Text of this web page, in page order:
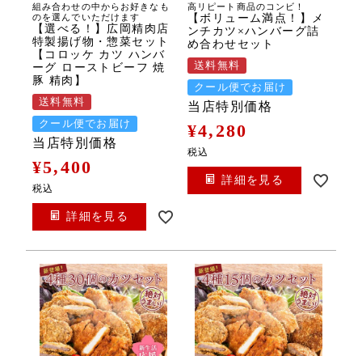
組み合わせの中からお好きなも
のを選んでいただけます
【選べる！】広岡精肉店
特製揚げ物・惣菜セット
【コロッケ カツ ハンバ
ーグ ローストビーフ 焼
豚 精肉】
送料無料
クール便でお届け
当店特別価格
¥5,400
税込
詳細を見る
高リピート商品のコンビ！
【ボリューム満点！】メ
ンチカツ×ハンバーグ詰
め合わせセット
送料無料
クール便でお届け
当店特別価格
¥4,280
税込
詳細を見る